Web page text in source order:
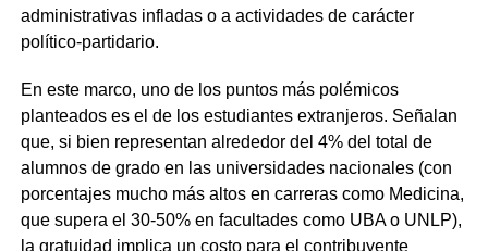
administrativas infladas o a actividades de carácter
político-partidario.
En este marco, uno de los puntos más polémicos
planteados es el de los estudiantes extranjeros. Señalan
que, si bien representan alrededor del 4% del total de
alumnos de grado en las universidades nacionales (con
porcentajes mucho más altos en carreras como Medicina,
que supera el 30-50% en facultades como UBA o UNLP),
la gratuidad implica un costo para el contribuyente